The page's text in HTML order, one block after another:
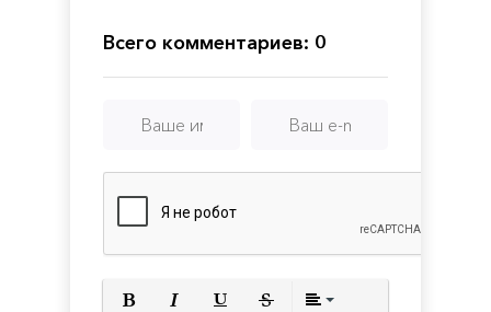
1
Skateboarding
Всего комментариев: 0